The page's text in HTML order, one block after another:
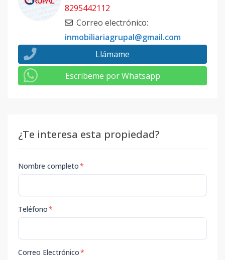
8295442112
Correo electrónico:
inmobiliariagrupal@gmail.com
Llámame
Escribeme por Whatsapp
¿Te interesa esta propiedad?
Nombre completo*
Teléfono*
Correo Electrónico*